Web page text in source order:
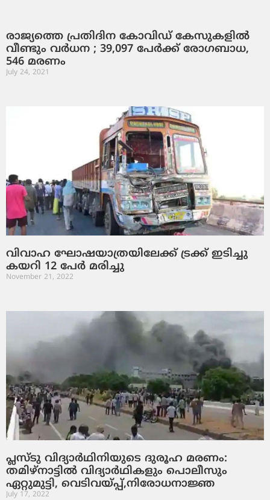
രാജ്യത്തെ പ്രതിദിന കോവിഡ് കേസുകളില്‍
വീണ്ടും വര്‍ധന ; 39,097 പേര്‍ക്ക് രോഗബാധ,
546 മരണം
July 24, 2021
വിവാഹ ഘോഷയാത്രയിലേക്ക് ട്രക്ക് ഇടിച്ചു
കയറി 12 പേര്‍ മരിച്ചു
November 21, 2022
പ്ലസ്ടു വിദ്യാര്‍ഥിനിയുടെ ദുരൂഹ മരണം:
തമിഴ്നാട്ടില്‍ വിദ്യാര്‍ഥികളും പൊലീസും
ഏറ്റുമുട്ടി, വെടിവയ്പ്പ്,നിരോധനാജ്ഞ
July 17, 2022